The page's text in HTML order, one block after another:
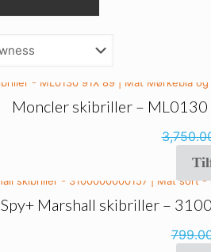
Moncler skibriller –
Spy+ Marshall skibriller –